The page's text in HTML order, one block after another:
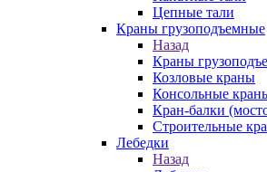
Цепные тали
Краны грузоподъемные
Назад
Краны
Козловые краны
Консольные
Кран-балки
Строительные
Лебедки
Назад